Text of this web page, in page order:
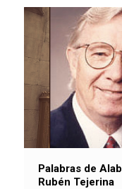
Palabras de
Rubén Tejerina